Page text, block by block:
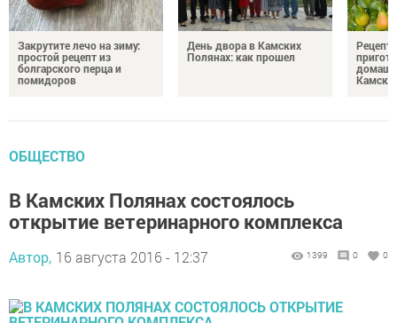
Закрутите лечо на зиму:
простой рецепт из
болгарского перца и
помидоров
День двора в Камских
Полянах: как прошел
ОБЩЕСТВО
В Камских Полянах состоялось
открытие ветеринарного комплекса
Автор, 16 августа 2016 - 12:37 1399 0 0